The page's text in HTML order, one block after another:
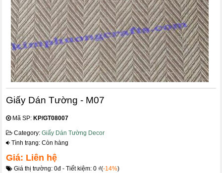
Giấy Dán Tường - M07
Mã SP: KP/GT08007
Category:Giấy Dán Tường Decor
Tình trạng: Còn hàng
Giá: Liên hệ
Giá thị trường: 0đ - Tiết kiệm: 0 ₫(-14%)